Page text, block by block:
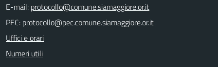
E-mail:
PEC:
Uffici e orari
Numeri utili